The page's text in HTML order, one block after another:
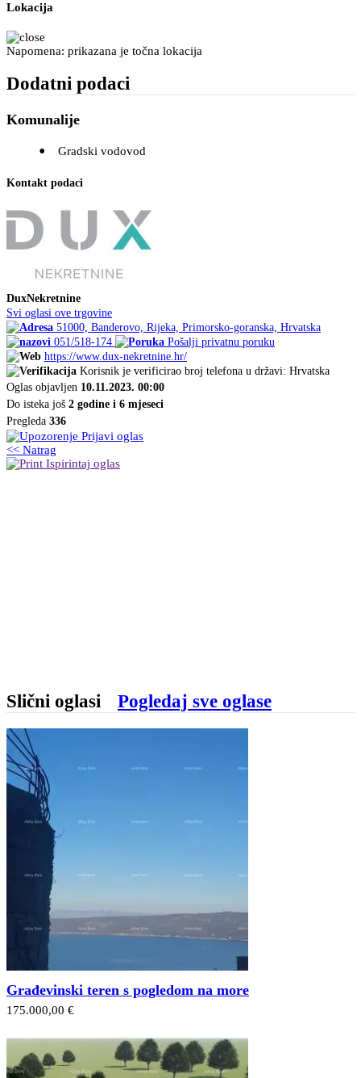
Lokacija
Napomena: prikazana je točna lokacija
Dodatni podaci
Komunalije
Gradski vodovod
Kontakt podaci
DuxNekretnine
Svi oglasi ove trgovine
51000, Banderovo, Rijeka, Primorsko-goranska, Hrvatska
051/518-174
Pošalji privatnu poruku
https://www.dux-nekretnine.hr/
Korisnik je verificirao broj telefona u državi: Hrvatska
Oglas objavljen 10.11.2023. 00:00
Do isteka još 2 godine i 6 mjeseci
Pregleda 336
Prijavi oglas
<< Natrag
Ispirintaj oglas
Slični oglasi Pogledaj sve oglase
Građevinski teren s pogledom na more
175.000,00 €